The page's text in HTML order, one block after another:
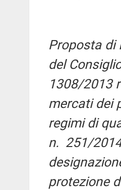
Proposta di
del
1308/2013
mercati dei
regimi di
n. 251/
protezione